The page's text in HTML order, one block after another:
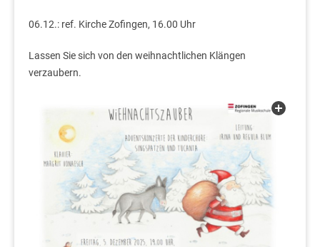
06.12.: ref. Kirche Zofingen, 16.00 Uhr
Lassen Sie sich von den weihnachtlichen Klängen
verzaubern.